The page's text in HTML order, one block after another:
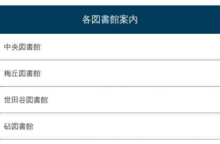
各図書館案内
中央図書館
梅丘図書館
世田谷図書館
砧図書館